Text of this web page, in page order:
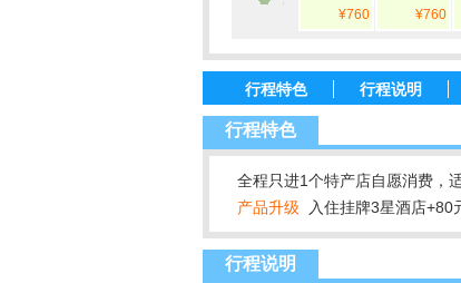
¥760
¥760
行程特色 行程说明
行程特色
全程只进1个特产店自愿消费，
产品升级
入住挂牌3星酒店+80
行程说明